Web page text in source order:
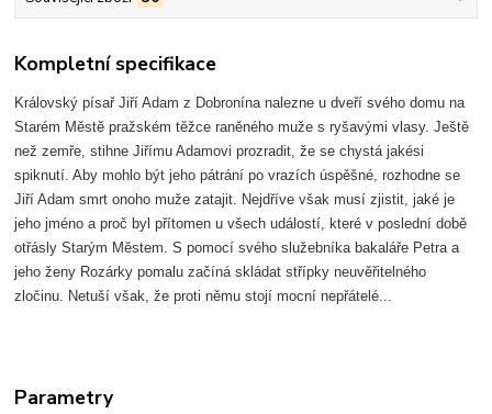
Kompletní specifikace
Královský písař Jiří Adam z Dobronína nalezne u dveří svého domu na
Starém Městě pražském těžce raněného muže s ryšavými vlasy. Ještě
než zemře, stihne Jiřímu Adamovi prozradit, že se chystá jakési
spiknutí. Aby mohlo být jeho pátrání po vrazích úspěšné, rozhodne se
Jiří Adam smrt onoho muže zatajit. Nejdříve však musí zjistit, jaké je
jeho jméno a proč byl přítomen u všech událostí, které v poslední době
otřásly Starým Městem. S pomocí svého služebníka bakaláře Petra a
jeho ženy Rozárky pomalu začíná skládat střípky neuvěřitelného
zločinu. Netuší však, že proti němu stojí mocní nepřátelé...
Parametry